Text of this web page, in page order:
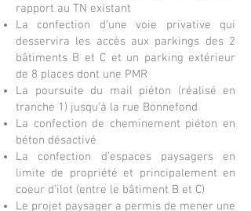
rapport au TN existant
La confection d’une voie privative qui
desservira les accès aux parkings des 2
bâtiments B et C et un parking extérieur
de 8 places dont une PMR
La poursuite du mail piéton (réalisé en
tranche 1) jusqu’à la rue Bonnefond
La confection de cheminement piéton en
béton désactivé
La confection d’espaces paysagers en
limite de propriété et principalement en
coeur d’ilot (entre le bâtiment B et C)
Le projet paysager a permis de mener une